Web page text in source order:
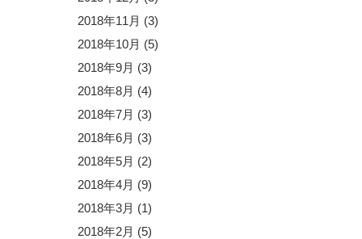
2018年11月 (3)
2018年10月 (5)
2018年9月 (3)
2018年8月 (4)
2018年7月 (3)
2018年6月 (3)
2018年5月 (2)
2018年4月 (9)
2018年3月 (1)
2018年2月 (5)